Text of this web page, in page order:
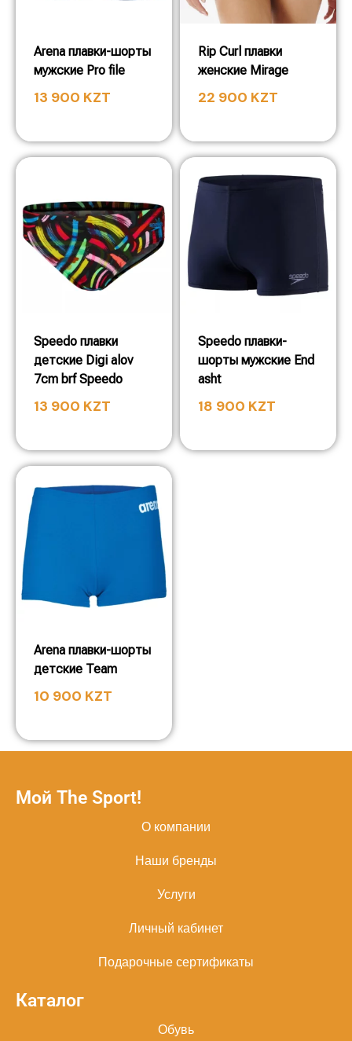
Arena плавки-шорты
мужские Pro file
13 900 KZT
Rip Curl плавки
женские Mirage
22 900 KZT
Speedo плавки
детские Digi alov
7cm brf Speedo
13 900 KZT
Speedo плавки-
шорты мужские End
asht
18 900 KZT
Arena плавки-шорты
детские Team
10 900 KZT
Мой The Sport!
О компании
Наши бренды
Услуги
Личный кабинет
Подарочные сертификаты
Каталог
Обувь